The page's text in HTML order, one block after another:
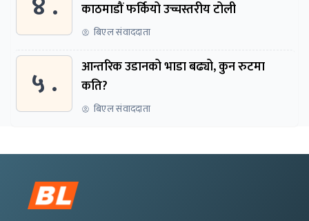
काठमाडौं फर्कियो उच्चस्तरीय टोली
बिएल संवाददाता
५ .
आन्तरिक उडानको भाडा बढ्यो, कुन रुटमा
कति?
बिएल संवाददाता